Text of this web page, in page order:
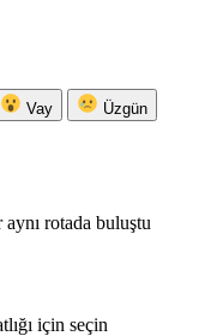
Vay Üzgün
rotada buluştu
için seçin